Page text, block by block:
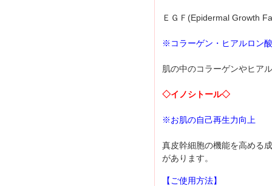
ＥＧＦ(Epidermal Growth
※コラーゲン・ヒアルロン
肌の中のコラーゲンやヒア
◇イノシトール◇
※お肌の自己再生力向上
真皮幹細胞の機能を高める
があります。
【ご使用方法】